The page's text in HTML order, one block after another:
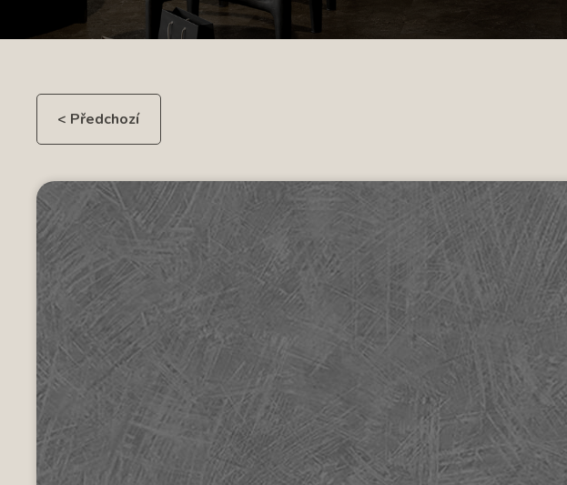
< Předchozí